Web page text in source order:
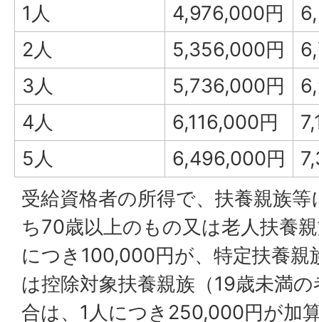
1人
4,976,000円
2人
5,356,000円
3人
5,736,000円
4人
6,116,000円
5人
6,496,000円
受給資格者の所得で、扶養親族
ち70歳以上のもの又は老人扶養
につき100,000円が、特定扶養親
は控除対象扶養親族（19歳未満
合は、1人につき250,000円が加